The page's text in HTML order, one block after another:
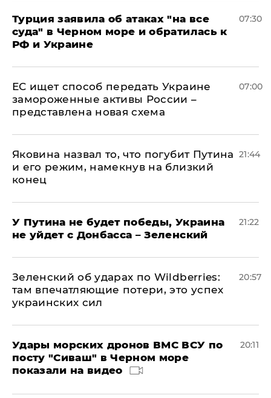
Турция заявила об атаках "на все
суда" в Черном море и обратилась к
РФ и Украине
07:30
ЕС ищет способ передать Украине
замороженные активы России –
представлена новая схема
07:00
Яковина назвал то, что погубит Путина
и его режим, намекнув на близкий
конец
21:44
У Путина не будет победы, Украина
не уйдет с Донбасса – Зеленский
21:22
Зеленский об ударах по Wildberries:
там впечатляющие потери, это успех
украинских сил
20:57
Удары морских дронов ВМС ВСУ по
посту "Сиваш" в Черном море
показали на видео
20:11